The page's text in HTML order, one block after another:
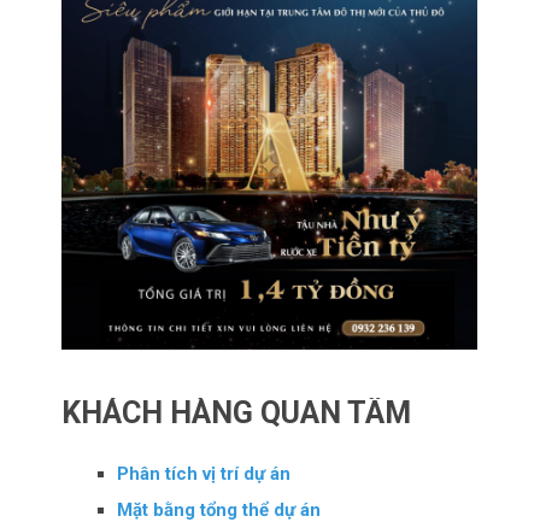
KHÁCH HÀNG QUAN TÂM
Phân tích vị trí dự án
Mặt bằng tổng thể dự án